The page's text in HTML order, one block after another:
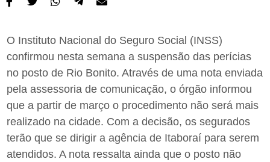
O Instituto Nacional do Seguro Social (INSS)
confirmou nesta semana a suspensão das perícias
no posto de Rio Bonito. Através de uma nota enviada
pela assessoria de comunicação, o órgão informou
que a partir de março o procedimento não será mais
realizado na cidade. Com a decisão, os segurados
terão que se dirigir a agência de Itaboraí para serem
atendidos. A nota ressalta ainda que o posto não